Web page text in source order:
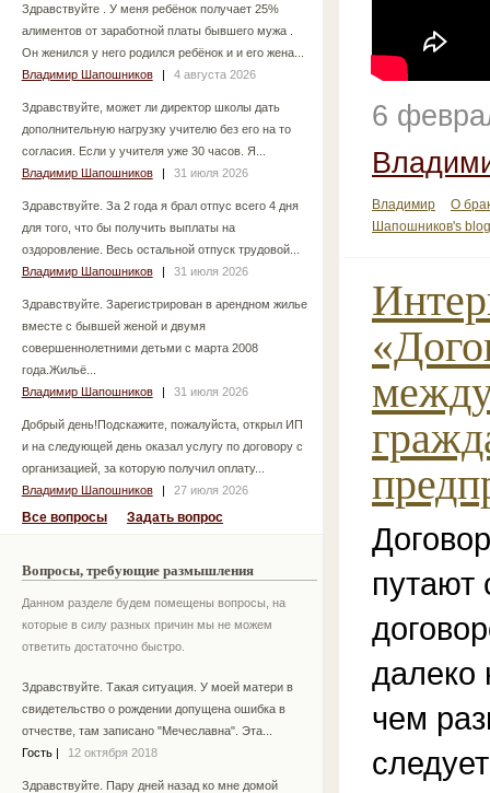
Здравствуйте . У меня ребёнок получает 25%
алиментов от заработной платы бывшего мужа .
Он женился у него родился ребёнок и и его жена...
Владимир Шапошников
| 4 августа 2026
Здравствуйте, может ли директор школы дать
дополнительную нагрузку учителю без его на то
согласия. Если у учителя уже 30 часов. Я...
Владимир Шапошников
| 31 июля 2026
Здравствуйте. За 2 года я брал отпус всего 4 дня
для того, что бы получить выплаты на
оздоровление. Весь остальной отпуск трудовой...
Владимир Шапошников
| 31 июля 2026
Здравствуйте. Зарегистрирован в арендном жилье
вместе с бывшей женой и двумя
совершеннолетними детьми с марта 2008
года.Жильё...
Владимир Шапошников
| 31 июля 2026
Добрый день!Подскажите, пожалуйста, открыл ИП
и на следующей день оказал услугу по договору с
организацией, за которую получил оплату...
Владимир Шапошников
| 27 июля 2026
Все вопросы Задать вопрос
Вопросы, требующие размышления
Данном разделе будем помещены вопросы, на
которые в силу разных причин мы не можем
ответить достаточно быстро.
Здравствуйте. Такая ситуация. У моей матери в
свидетельство о рождении допущена ошибка в
отчестве, там записано "Мечеславна". Эта...
Гость
12 октября 2018
Здравствуйте. Пару дней назад ко мне домой
6
О
Владимир
Шапошников's blog
путают
далеко
чем